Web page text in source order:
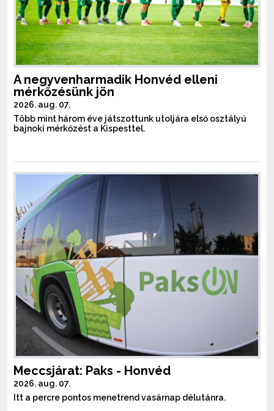
A negyvenharmadik Honvéd elleni
mérkőzésünk jön
2026. aug. 07.
Több mint három éve játszottunk utoljára első osztályú
bajnoki mérkőzést a Kispesttel.
Meccsjárat: Paks - Honvéd
2026. aug. 07.
Itt a percre pontos menetrend vasárnap délutánra.